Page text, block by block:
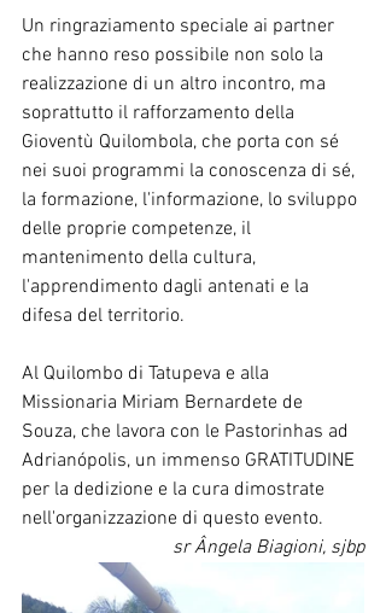
Un ringraziamento speciale ai partner
che hanno reso possibile non solo la
realizzazione di un altro incontro, ma
soprattutto il rafforzamento della
Gioventù Quilombola, che porta con sé
nei suoi programmi la conoscenza di sé,
la formazione, l'informazione, lo sviluppo
delle proprie competenze, il
mantenimento della cultura,
l'apprendimento dagli antenati e la
difesa del territorio.
Al Quilombo di Tatupeva e alla
Missionaria Miriam Bernardete de
Souza, che lavora con le Pastorinhas ad
Adrianópolis, un immenso GRATITUDINE
per la dedizione e la cura dimostrate
nell'organizzazione di questo evento.
sr Ângela Biagioni, sjbp